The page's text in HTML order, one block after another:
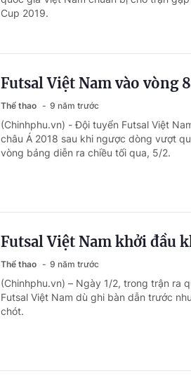
Cup 2019.
Futsal Việt Nam vào vòng
Thể thao 9 năm trước
(Chinhphu.vn) - Đội tuyển Futsal Việt
châu Á 2018 sau khi ngược dòng vượt
vòng bảng diễn ra chiều tối qua, 5/2.
Futsal Việt Nam khởi đầu
Thể thao 9 năm trước
(Chinhphu.vn) – Ngày 1/2, trong trận ra
Futsal Việt Nam dù ghi bàn dẫn trước
chót.